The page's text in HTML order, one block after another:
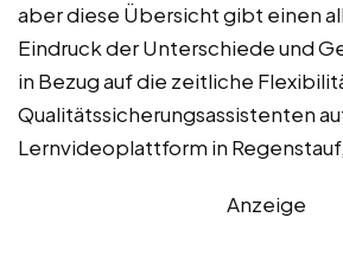
aber diese Übersicht gibt einen
Eindruck der Unterschiede und
in Bezug auf die zeitliche
Qualitätssicherungsassistenten
Lernvideoplattform in
Anzeige